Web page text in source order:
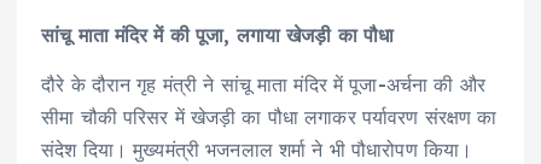
सांचू माता मंदिर में की पूजा, लगाया खेजड़ी का पौधा
दौरे के दौरान गृह मंत्री ने सांचू माता मंदिर में पूजा-अर्चना की और
सीमा चौकी परिसर में खेजड़ी का पौधा लगाकर पर्यावरण संरक्षण का
संदेश दिया। मुख्यमंत्री भजनलाल शर्मा ने भी पौधारोपण किया।